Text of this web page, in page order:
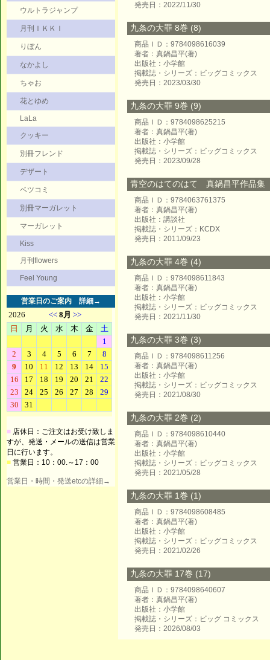
ウルトラジャンプ
月刊ＩＫＫＩ
りぼん
なかよし
ちゃお
花とゆめ
LaLa
クッキー
別冊フレンド
デザート
ベツコミ
別冊マーガレット
マーガレット
Kiss
月刊flowers
Feel Young
営業日のご案内 詳細→
■ 店休日：ご注文はお受け致しま
すが、発送・メールの送信は営業
日に行います。
■ 営業日：10：00.～17：00
営業日・時間・発送etcの詳細→
発売日：2022/11/30
九条の大罪 8巻 (8)
商品ＩＤ：9784098616039
著者：真鍋昌平(著)
出版社：小学館
掲載誌・シリーズ：ビッグコミックス
発売日：2023/03/30
九条の大罪 9巻 (9)
商品ＩＤ：9784098625215
著者：真鍋昌平(著)
出版社：小学館
掲載誌・シリーズ：ビッグコミックス
発売日：2023/09/28
青空のはてのはて 真鍋昌平作品集
商品ＩＤ：9784063761375
著者：真鍋昌平(著)
出版社：講談社
掲載誌・シリーズ：KCDX
発売日：2011/09/23
九条の大罪 4巻 (4)
商品ＩＤ：9784098611843
著者：真鍋昌平(著)
出版社：小学館
掲載誌・シリーズ：ビッグコミックス
発売日：2021/11/30
九条の大罪 3巻 (3)
商品ＩＤ：9784098611256
著者：真鍋昌平(著)
出版社：小学館
掲載誌・シリーズ：ビッグコミックス
発売日：2021/08/30
九条の大罪 2巻 (2)
商品ＩＤ：9784098610440
著者：真鍋昌平(著)
出版社：小学館
掲載誌・シリーズ：ビッグコミックス
発売日：2021/05/28
九条の大罪 1巻 (1)
商品ＩＤ：9784098608485
著者：真鍋昌平(著)
出版社：小学館
掲載誌・シリーズ：ビッグコミックス
発売日：2021/02/26
九条の大罪 17巻 (17)
商品ＩＤ：9784098640607
著者：真鍋昌平(著)
出版社：小学館
掲載誌・シリーズ：ビッグ コミックス
発売日：2026/08/03